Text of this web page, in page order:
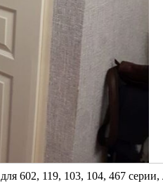
602, 119, 103, 104, 467 серии,